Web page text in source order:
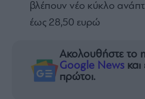
βλέπουν νέο κύκλο
έως 28,50 ευρώ
Ακολουθήστε το
Google News
πρώτοι.